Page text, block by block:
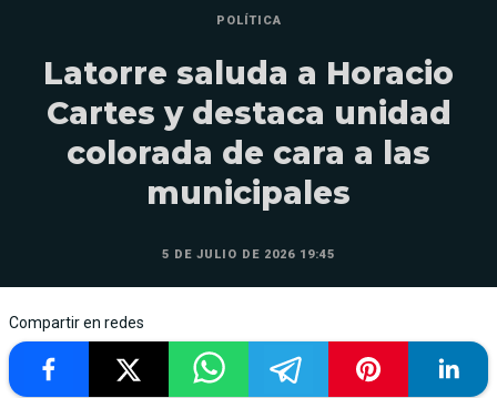
POLÍTICA
Latorre saluda a Horacio
Cartes y destaca unidad
colorada de cara a las
municipales
5 DE JULIO DE 2026 19:45
Compartir en redes